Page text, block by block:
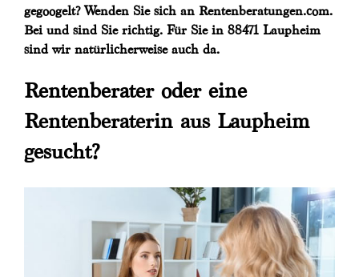
gegoogelt? Wenden Sie sich an Rentenberatungen.com.
Bei und sind Sie richtig. Für Sie in 88471 Laupheim
sind wir natürlicherweise auch da.
Rentenberater oder eine
Rentenberaterin aus Laupheim
gesucht?